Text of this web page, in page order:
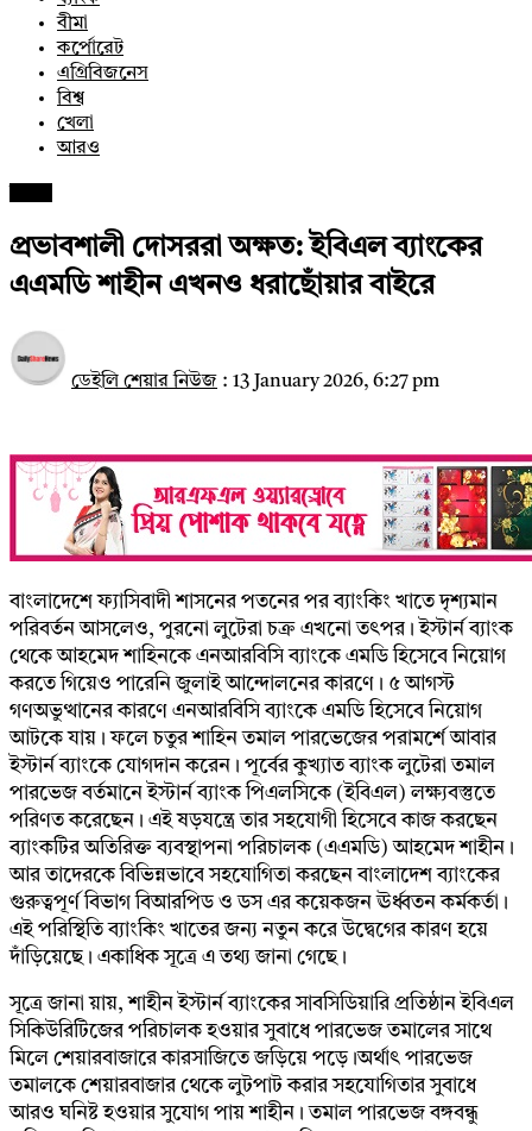
বীমা
কর্পোরেট
এগ্রিবিজনেস
বিশ্ব
খেলা
আরও
প্রভাবশালী দোসররা অক্ষত: ইবিএল ব্যাংকের
এএমডি শাহীন এখনও ধরাছোঁয়ার বাইরে
ডেইলি শেয়ার নিউজ : 13 January 2026, 6:27 pm
বাংলাদেশে ফ্যাসিবাদী শাসনের পতনের পর ব্যাংকিং খাতে দৃশ্যমান
পরিবর্তন আসলেও, পুরনো লুটেরা চক্র এখনো তৎপর। ইস্টার্ন ব্যাংক
থেকে আহমেদ শাহিনকে এনআরবিসি ব্যাংকে এমডি হিসেবে নিয়োগ
করতে গিয়েও পারেনি জুলাই আন্দোলনের কারণে। ৫ আগস্ট
গণঅভুত্থানের কারণে এনআরবিসি ব্যাংকে এমডি হিসেবে নিয়োগ
আটকে যায়। ফলে চতুর শাহিন তমাল পারভেজের পরামর্শে আবার
ইস্টার্ন ব্যাংকে যোগদান করেন। পূর্বের কুখ্যাত ব্যাংক লুটেরা তমাল
পারভেজ বর্তমানে ইস্টার্ন ব্যাংক পিএলসিকে (ইবিএল) লক্ষ্যবস্তুতে
পরিণত করেছেন। এই ষড়যন্ত্রে তার সহযোগী হিসেবে কাজ করছেন
ব্যাংকটির অতিরিক্ত ব্যবস্থাপনা পরিচালক (এএমডি) আহমেদ শাহীন।
আর তাদেরকে বিভিন্নভাবে সহযোগিতা করছেন বাংলাদেশ ব্যাংকের
গুরুত্বপূর্ণ বিভাগ বিআরপিড ও ডস এর কয়েকজন ঊর্ধ্বতন কর্মকর্তা।
এই পরিস্থিতি ব্যাংকিং খাতের জন্য নতুন করে উদ্বেগের কারণ হয়ে
দাঁড়িয়েছে। একাধিক সূত্রে এ তথ্য জানা গেছে।
সূত্রে জানা য়ায়, শাহীন ইস্টার্ন ব্যাংকের সাবসিডিয়ারি প্রতিষ্ঠান ইবিএল
সিকিউরিটিজের পরিচালক হওয়ার সুবাধে পারভেজ তমালের সাথে
মিলে শেয়ারবাজারে কারসাজিতে জড়িয়ে পড়ে।অর্থাৎ পারভেজ
তমালকে শেয়ারবাজার থেকে লুটপাট করার সহযোগিতার সুবাধে
আরও ঘনিষ্ট হওয়ার সুযোগ পায় শাহীন। তমাল পারভেজ বঙ্গবন্ধু